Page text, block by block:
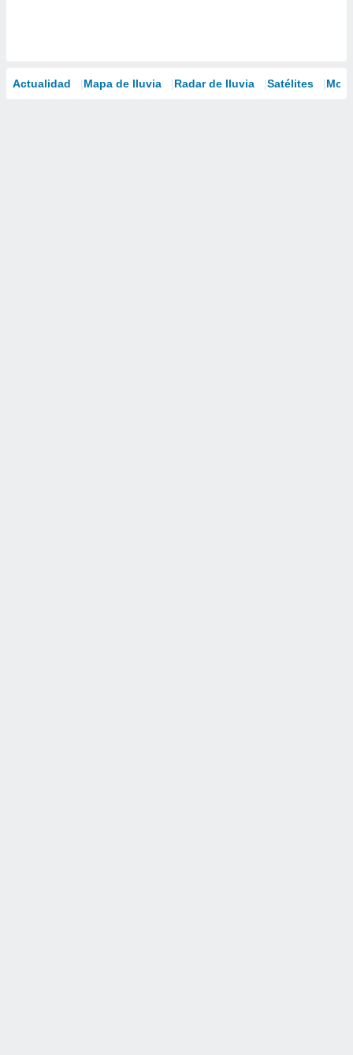
Actualidad Mapa de lluvia Radar de lluvia Satélites